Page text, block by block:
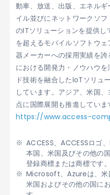
動車、放送、出版、エネル
イル並びにネットワークソ
のITソリューションを提供し
を超えるモバイルソフトウ
器メーカーへの採用実績を
における開発力・ノウハウ
ド技術を融合したIoTソリュ
しています。アジア、米国
点に国際展開も推進していま
https://www.access-
ACCESS、ACCESSロゴ
本国、米国及びその他の
登録商標または商標です。
Microsoft、Azureは、
米国およびその他の国に